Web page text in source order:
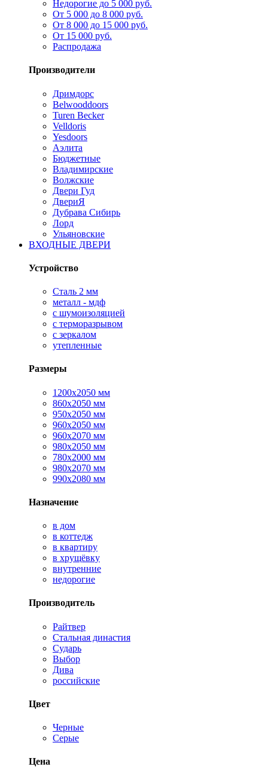
Недорогие до 5 000 руб.
От 5 000 до 8 000 руб.
От 8 000 до 15 000 руб.
От 15 000 руб.
Распродажа
Производители
Дримдорс
Belwooddoors
Turen Becker
Velldoris
Yesdoors
Аэлита
Бюджетные
Владимирские
Волжские
Двери Гуд
ДвериЯ
Дубрава Сибирь
Лорд
Ульяновские
ВХОДНЫЕ ДВЕРИ
Устройство
Сталь 2 мм
металл - мдф
с шумоизоляцией
с терморазрывом
с зеркалом
утепленные
Размеры
1200х2050 мм
860х2050 мм
950х2050 мм
960х2050 мм
960х2070 мм
980х2050 мм
780х2000 мм
980х2070 мм
990х2080 мм
Назначение
в дом
в коттедж
в квартиру
в хрущёвку
внутренние
недорогие
Производитель
Райтвер
Стальная династия
Сударь
Выбор
Дива
российские
Цвет
Черные
Серые
Цена